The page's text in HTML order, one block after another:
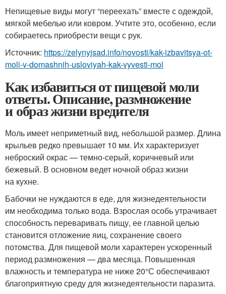
Непищевые виды могут “переехать” вместе с одеждой,
мягкой мебелью или ковром. Учтите это, особенно, если
собираетесь приобрести вещи с рук.
Источник: https://zelynyjsad.info/novosti/kak-izbavitsya-ot-
moli-v-domashnih-usloviyah-kak-vyvesti-mol
Как избавиться от пищевой моли
ответы. Описание, размножение
и образ жизни вредителя
Моль имеет неприметный вид, небольшой размер. Длина
крыльев редко превышает 10 мм. Их характеризует
неброский окрас — темно-серый, коричневый или
бежевый. В основном ведет ночной образ жизни
на кухне.
Бабочки не нуждаются в еде, для жизнедеятельности
им необходима только вода. Взрослая особь утрачивает
способность переваривать пищу, ее главной целью
становится отложение яиц, сохранение своего
потомства. Для пищевой моли характерен ускоренный
период размножения — два месяца. Повышенная
влажность и температура не ниже 20°С обеспечивают
благоприятную среду для жизнедеятельности паразита.